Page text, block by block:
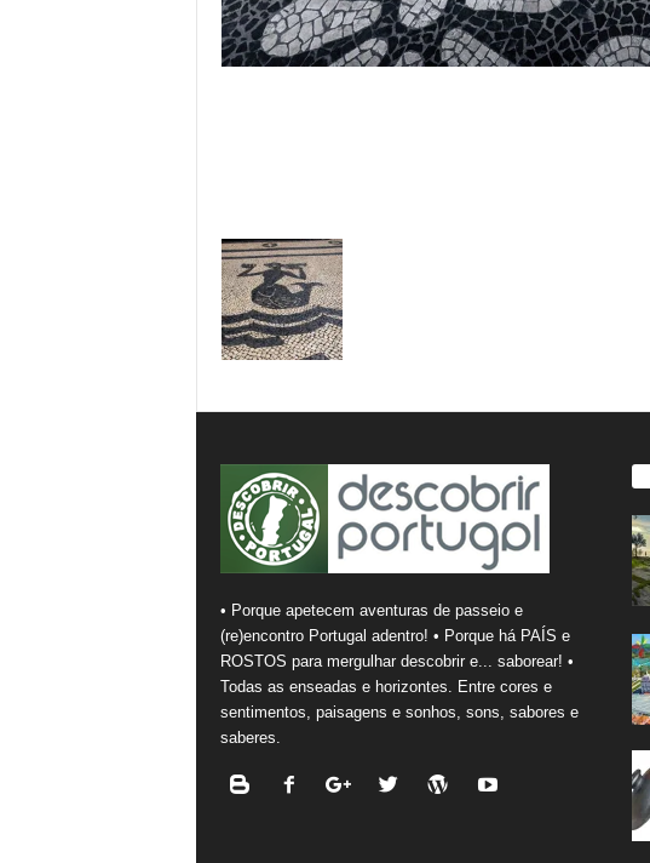
• Porque apetecem aventuras de passeio e
(re)encontro Portugal adentro! • Porque há PAÍS e
ROSTOS para mergulhar descobrir e... saborear! •
Todas as enseadas e horizontes. Entre cores e
sentimentos, paisagens e sonhos, sons, sabores e
saberes.